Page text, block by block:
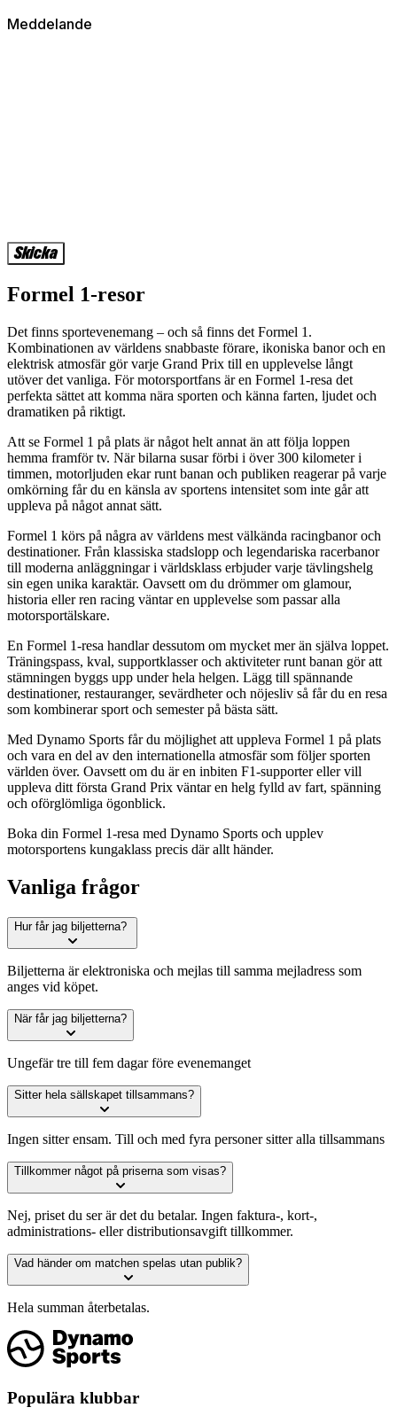
Meddelande
Formel 1-resor
Det finns sportevenemang – och så finns det Formel 1.
Kombinationen av världens snabbaste förare, ikoniska banor och en
elektrisk atmosfär gör varje Grand Prix till en upplevelse långt
utöver det vanliga. För motorsportfans är en Formel 1-resa det
perfekta sättet att komma nära sporten och känna farten, ljudet och
dramatiken på riktigt.
Att se Formel 1 på plats är något helt annat än att följa loppen
hemma framför tv. När bilarna susar förbi i över 300 kilometer i
timmen, motorljuden ekar runt banan och publiken reagerar på varje
omkörning får du en känsla av sportens intensitet som inte går att
uppleva på något annat sätt.
Formel 1 körs på några av världens mest välkända racingbanor och
destinationer. Från klassiska stadslopp och legendariska racerbanor
till moderna anläggningar i världsklass erbjuder varje tävlingshelg
sin egen unika karaktär. Oavsett om du drömmer om glamour,
historia eller ren racing väntar en upplevelse som passar alla
motorsportälskare.
En Formel 1-resa handlar dessutom om mycket mer än själva loppet.
Träningspass, kval, supportklasser och aktiviteter runt banan gör att
stämningen byggs upp under hela helgen. Lägg till spännande
destinationer, restauranger, sevärdheter och nöjesliv så får du en resa
som kombinerar sport och semester på bästa sätt.
Med Dynamo Sports får du möjlighet att uppleva Formel 1 på plats
och vara en del av den internationella atmosfär som följer sporten
världen över. Oavsett om du är en inbiten F1-supporter eller vill
uppleva ditt första Grand Prix väntar en helg fylld av fart, spänning
och oförglömliga ögonblick.
Boka din Formel 1-resa med Dynamo Sports och upplev
motorsportens kungaklass precis där allt händer.
Vanliga frågor
Hur får jag biljetterna?
Biljetterna är elektroniska och mejlas till samma mejladress som
anges vid köpet.
När får jag biljetterna?
Ungefär tre till fem dagar före evenemanget
Sitter hela sällskapet tillsammans?
Ingen sitter ensam. Till och med fyra personer sitter alla tillsammans
Tillkommer något på priserna som visas?
Nej, priset du ser är det du betalar. Ingen faktura-, kort-,
administrations- eller distributionsavgift tillkommer.
Vad händer om matchen spelas utan publik?
Hela summan återbetalas.
Populära klubbar